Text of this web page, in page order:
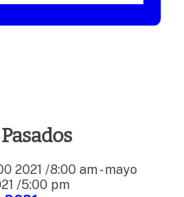
2021 /8:00 am-mayo
/5:00 pm